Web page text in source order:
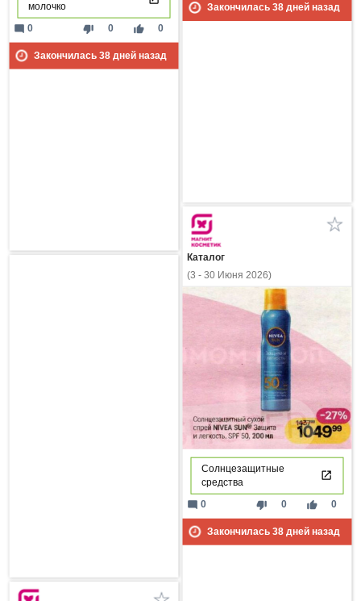
Закончилась 38дней назад
молочко
thumb_down 0 thumb_up 0
mode_comment 0
Закончилась 38дней назад
Каталог
(3 - 30 Июня 2026)
Солнцезащитные
средства
thumb_down 0 thumb_up 0
mode_comment 0
Закончилась 38дней назад